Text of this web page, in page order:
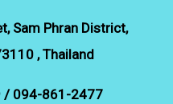
Sam Phran District,
, Thailand
/ 094-861-2477